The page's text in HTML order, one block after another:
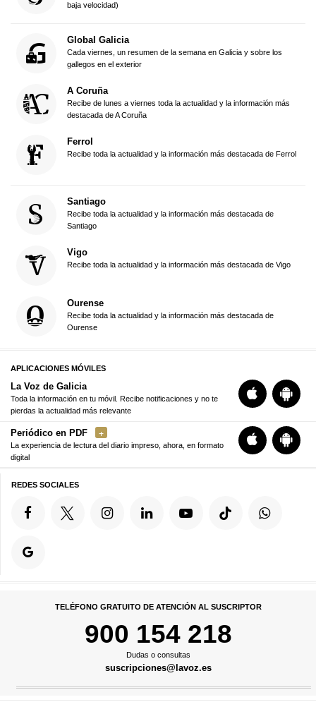
baja velocidad)
Global Galicia
Cada viernes, un resumen de la semana en Galicia y sobre los
gallegos en el exterior
A Coruña
Recibe de lunes a viernes toda la actualidad y la información más
destacada de A Coruña
Ferrol
Recibe toda la actualidad y la información más destacada de Ferrol
Santiago
Recibe toda la actualidad y la información más destacada de
Santiago
Vigo
Recibe toda la actualidad y la información más destacada de Vigo
Ourense
Recibe toda la actualidad y la información más destacada de
Ourense
APLICACIONES MÓVILES
La Voz de Galicia
Toda la información en tu móvil. Recibe notificaciones y no te
pierdas la actualidad más relevante
Periódico en PDF
La experiencia de lectura del diario impreso, ahora, en formato
digital
REDES SOCIALES
TELÉFONO GRATUITO DE ATENCIÓN AL SUSCRIPTOR
900 154 218
Dudas o consultas
suscripciones@lavoz.es